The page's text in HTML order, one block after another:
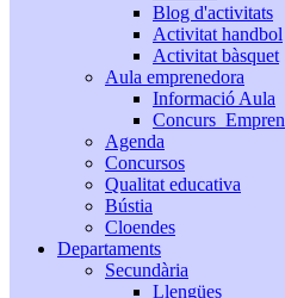
Blog d'activitats
Activitat handbol
Activitat bàsquet
Aula emprenedora
Informació Aula
Concurs_Empren
Agenda
Concursos
Qualitat educativa
Bústia
Cloendes
Departaments
Secundària
Llengües